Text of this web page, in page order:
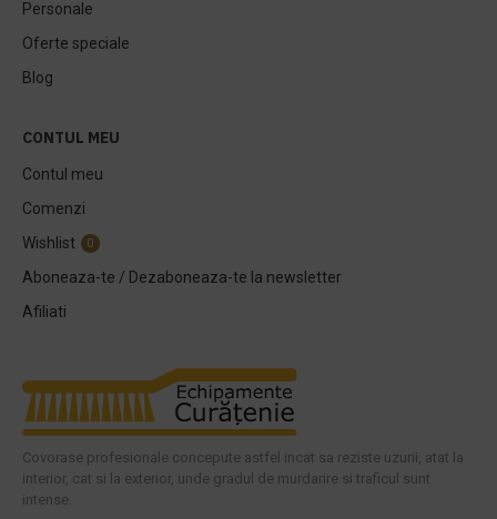
Personale
Oferte speciale
Blog
CONTUL MEU
Contul meu
Comenzi
Wishlist
0
Aboneaza-te / Dezaboneaza-te la newsletter
Afiliati
Covorase profesionale concepute astfel incat sa reziste uzurii, atat la
interior, cat si la exterior, unde gradul de murdarire si traficul sunt
intense.